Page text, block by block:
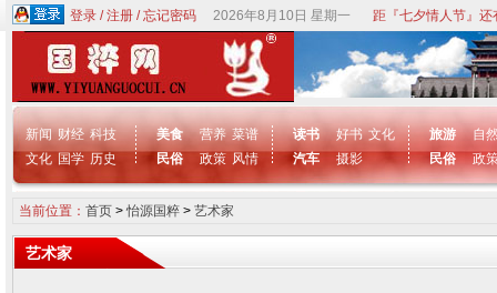
登录/注册/忘记密码 2026年8月10日 星期一 距『七夕情人节』还
新闻 财经 科技
文化 国学 历史
美食 营养 菜谱
民俗
政策 风情
读书 好书 文化
汽车
摄影
旅游
自
民俗
政
当前位置： 首页>怡源国粹> 艺术家
艺术家